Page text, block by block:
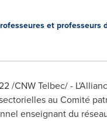
et professeurs
/CNW Telbec/ -
au Comité
enseignant du